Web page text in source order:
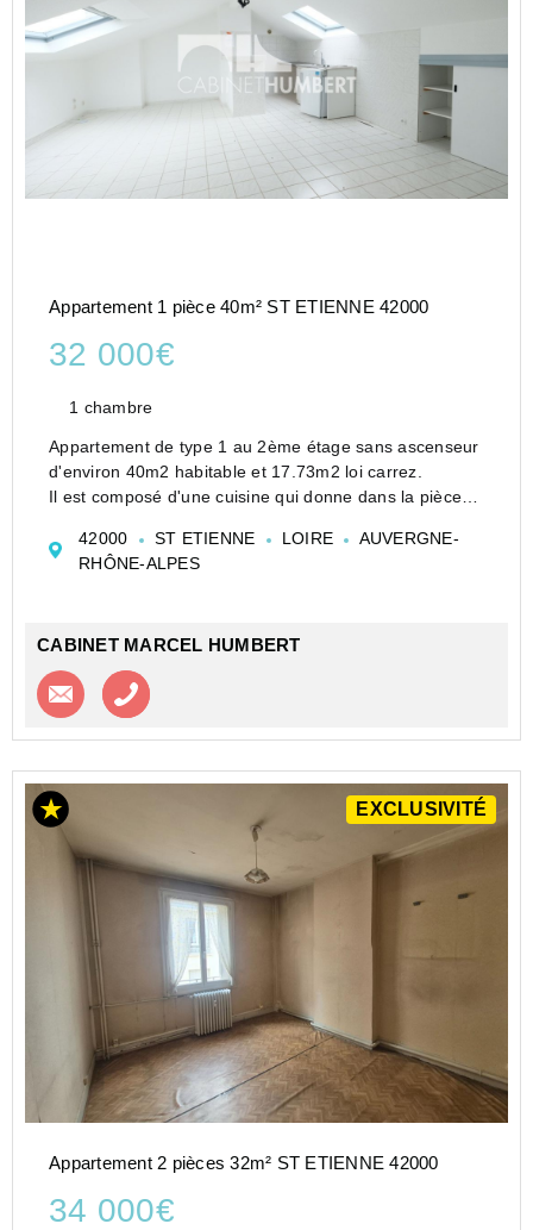
Appartement 1 pièce 40m² ST ETIENNE 42000
32 000€
1 chambre
Appartement de type 1 au 2ème étage sans ascenseur
d'environ 40m2 habitable et 17.73m2 loi carrez.
Il est composé d'une cuisine qui donne dans la pièce
Hubert Guignand agent commercial indépendant 06....
42000 ST ETIENNE LOIRE
AUVERGNE-
RHÔNE-ALPES
CABINET MARCEL HUMBERT
Contacter l'agence
EXCLUSIVITÉ
Appartement 2 pièces 32m² ST ETIENNE 42000
34 000€